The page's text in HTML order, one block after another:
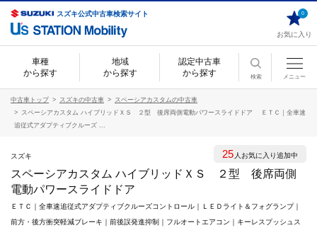
スズキ公式中古車検索サイト
お気に入り
0
車種
から探す
地域
から探す
認定中古車
から探す
検索 メニュー
中古車トップ スズキの中古車
スペーシアカスタムの中古車
スペーシアカスタム ハイブリッドＸＳ ２型 後席両側電動パワースライドドア ＥＴＣ｜全車速
追従式アダプティブクルーズ ...
スズキ
スペーシアカスタム ハイブリッドＸＳ ２型 後席両側
電動パワースライドドア
ＥＴＣ｜全車速追従式アダプティブクルーズコントロール｜ＬＥＤライト＆フォグランプ｜
前方・後方衝突軽減ブレーキ｜前後誤発進抑制｜フルオートエアコン｜キーレスプッシュス
25 人お気に入り追加中